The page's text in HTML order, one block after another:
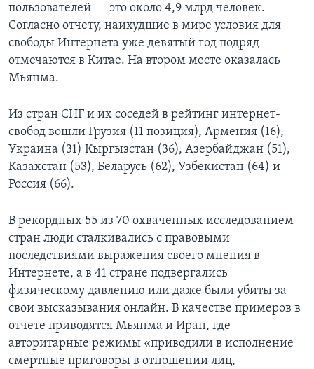
пользователей — это около 4,9 млрд человек.
Согласно отчету, наихудшие в мире условия для
свободы Интернета уже девятый год подряд
отмечаются в Китае. На втором месте оказалась
Мьянма.
Из стран СНГ и их соседей в рейтинг интернет-
свобод вошли Грузия (11 позиция), Армения (16),
Украина (31) Кыргызстан (36), Азербайджан (51),
Казахстан (53), Беларусь (62), Узбекистан (64) и
Россия (66).
В рекордных 55 из 70 охваченных исследованием
стран люди сталкивались с правовыми
последствиями выражения своего мнения в
Интернете, а в 41 стране подвергались
физическому давлению или даже были убиты за
свои высказывания онлайн. В качестве примеров в
отчете приводятся Мьянма и Иран, где
авторитарные режимы «приводили в исполнение
смертные приговоры в отношении лиц,